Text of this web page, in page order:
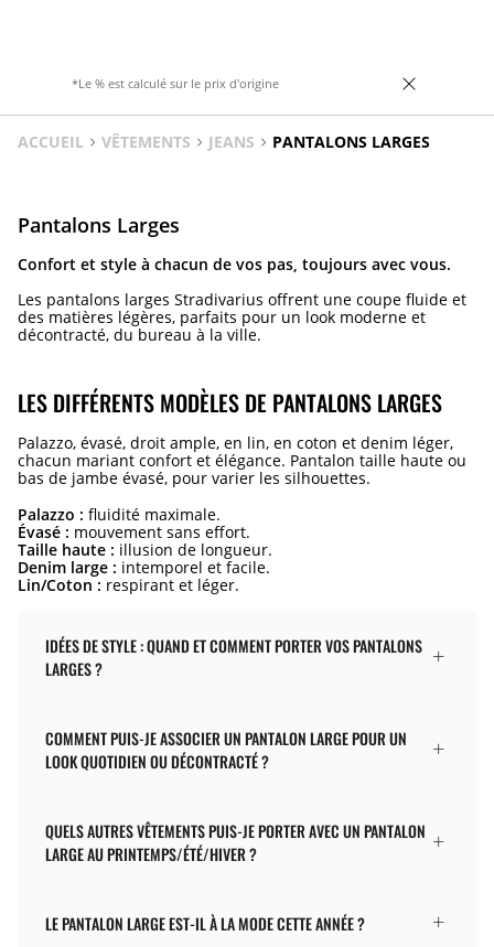
*Le % est calculé sur le prix d'origine
ACCUEIL VÊTEMENTS JEANS PANTALONS LARGES
Pantalons Larges
Confort et style à chacun de vos pas, toujours avec vous.
Les pantalons larges Stradivarius offrent une coupe fluide et
des matières légères, parfaits pour un look moderne et
décontracté, du bureau à la ville.
LES DIFFÉRENTS MODÈLES DE PANTALONS LARGES
Palazzo, évasé, droit ample, en lin, en coton et denim léger,
chacun mariant confort et élégance. Pantalon taille haute ou
bas de jambe évasé, pour varier les silhouettes.
Palazzo : fluidité maximale.
Évasé : mouvement sans effort.
Taille haute : illusion de longueur.
Denim large : intemporel et facile.
Lin/Coton : respirant et léger.
IDÉES DE STYLE : QUAND ET COMMENT PORTER VOS PANTALONS
LARGES ?
COMMENT PUIS-JE ASSOCIER UN PANTALON LARGE POUR UN
LOOK QUOTIDIEN OU DÉCONTRACTÉ ?
QUELS AUTRES VÊTEMENTS PUIS-JE PORTER AVEC UN PANTALON
LARGE AU PRINTEMPS/ÉTÉ/HIVER ?
LE PANTALON LARGE EST-IL À LA MODE CETTE ANNÉE ?